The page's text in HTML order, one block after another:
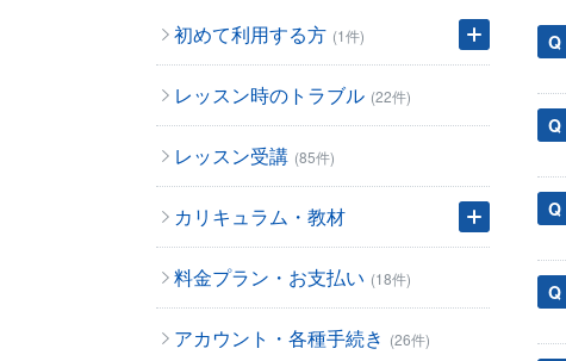
初めて利用する方 (1件)
レッスン時のトラブル (22件)
レッスン受講 (85件)
カリキュラム・教材
料金プラン・お支払い (18件)
アカウント・各種手続き (26件)